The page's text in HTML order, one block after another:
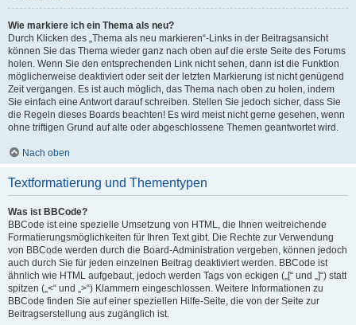
Wie markiere ich ein Thema als neu?
Durch Klicken des „Thema als neu markieren“-Links in der Beitragsansicht
können Sie das Thema wieder ganz nach oben auf die erste Seite des Forums
holen. Wenn Sie den entsprechenden Link nicht sehen, dann ist die Funktion
möglicherweise deaktiviert oder seit der letzten Markierung ist nicht genügend
Zeit vergangen. Es ist auch möglich, das Thema nach oben zu holen, indem
Sie einfach eine Antwort darauf schreiben. Stellen Sie jedoch sicher, dass Sie
die Regeln dieses Boards beachten! Es wird meist nicht gerne gesehen, wenn
ohne triftigen Grund auf alte oder abgeschlossene Themen geantwortet wird.
Nach oben
Textformatierung und Thementypen
Was ist BBCode?
BBCode ist eine spezielle Umsetzung von HTML, die Ihnen weitreichende
Formatierungsmöglichkeiten für Ihren Text gibt. Die Rechte zur Verwendung
von BBCode werden durch die Board-Administration vergeben, können jedoch
auch durch Sie für jeden einzelnen Beitrag deaktiviert werden. BBCode ist
ähnlich wie HTML aufgebaut, jedoch werden Tags von eckigen („[“ und „]“) statt
spitzen („<“ und „>“) Klammern eingeschlossen. Weitere Informationen zu
BBCode finden Sie auf einer speziellen Hilfe-Seite, die von der Seite zur
Beitragserstellung aus zugänglich ist.